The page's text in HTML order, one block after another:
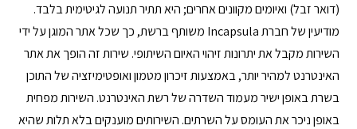
(דואר זבל) ואיומים מקוונים אחרים; היא תתיר תנועה לגיטימית בלבד.
מודיעין של חברת Incapsula משותף ברשת, כך שכל אתר המוגן על ידי
השירות מקבל את יתרונות זיהוי האיום השיתופי. שירות זה הופך את אתר
האינטרנט למהיר יותר, באמצעות זיכרון מטמון ואופטימיזציה של התוכן
בשרת באופן ישיר מעמוד השדרה של רשת האינטרנט. השירות מפחית
באופן ניכר את העומס על השרתים. השירותים מוענקים בלא תלות שהיא